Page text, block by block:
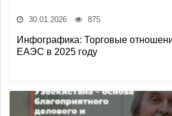
30.01.2026 875
Инфографика: Торговые
ЕАЭС в 2025 году